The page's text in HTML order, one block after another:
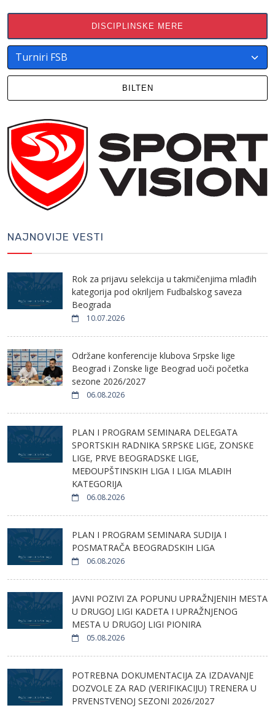
DISCIPLINSKE MERE
BILTEN
NAJNOVIJE VESTI
Rok za prijavu selekcija u takmičenjima mlađih
kategorija pod okriljem Fudbalskog saveza
Beograda
10.07.2026
Održane konferencije klubova Srpske lige
Beograd i Zonske lige Beograd uoči početka
sezone 2026/2027
06.08.2026
PLAN I PROGRAM SEMINARA DELEGATA
SPORTSKIH RADNIKA SRPSKE LIGE, ZONSKE
LIGE, PRVE BEOGRADSKE LIGE,
MEĐOUPŠTINSKIH LIGA I LIGA MLAĐIH
KATEGORIJA
06.08.2026
PLAN I PROGRAM SEMINARA SUDIJA I
POSMATRAČA BEOGRADSKIH LIGA
06.08.2026
JAVNI POZIVI ZA POPUNU UPRAŽNJENIH MESTA
U DRUGOJ LIGI KADETA I UPRAŽNJENOG
MESTA U DRUGOJ LIGI PIONIRA
05.08.2026
POTREBNA DOKUMENTACIJA ZA IZDAVANJE
DOZVOLE ZA RAD (VERIFIKACIJU) TRENERA U
PRVENSTVENOJ SEZONI 2026/2027